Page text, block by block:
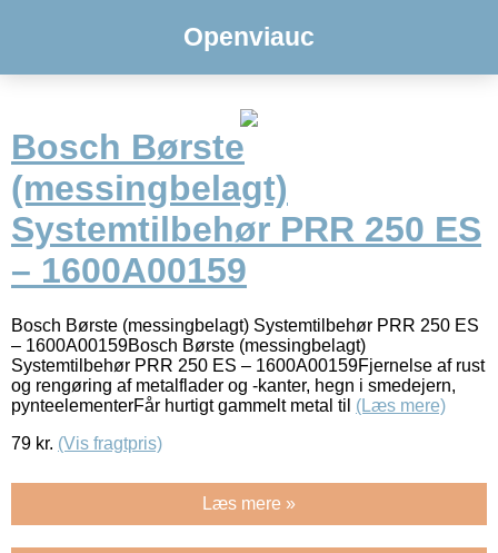
Openviauc
Bosch Børste
(messingbelagt)
Systemtilbehør PRR 250 ES
– 1600A00159
Bosch Børste (messingbelagt) Systemtilbehør PRR 250 ES
– 1600A00159Bosch Børste (messingbelagt)
Systemtilbehør PRR 250 ES – 1600A00159Fjernelse af rust
og rengøring af metalflader og -kanter, hegn i smedejern,
pynteelementerFår hurtigt gammelt metal til (Læs mere)
79 kr. (Vis fragtpris)
Læs mere »